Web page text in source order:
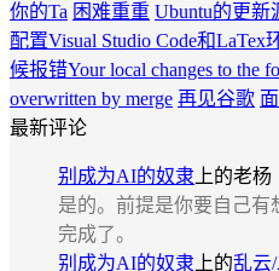
你的Ta 困难重重 Ubuntu的更新
配置Visual Studio Code和LaTex
候报错Your local changes to the
overwritten by merge 再见谷歌
最新评论
别成为AI的奴隶上的老杨
是的。前提是你要自己
完成了。
别成为AI的奴隶上的乱云